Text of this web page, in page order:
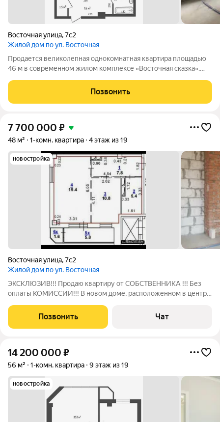
Восточная улица,7с2
Жилой дом по ул. Восточная
Продается великолепная однокомнатная квартира площадью
46 м в современном жилом комплексе «Восточная сказка».
кирпично-монолитного дома, который уже построен и готов к
заселению. Квартира
Позвонить
7 700 000 ₽
48 м² 1-комн. квартира 4 этаж из 19
новостройка
Восточная улица,7с2
Жилой дом по ул. Восточная
ЭКСКЛЮЗИВ!!! Продаю квартиру от СОБСТВЕННИКА !!! Без
оплаты КОМИССИИ!!! В новом доме, расположенном в центре
что позволит Вам сделать ремонт на свое усмотрение.
Расположение позволяет легко
Позвонить Чат
14 200 000 ₽
56 м² 1-комн. квартира 9 этаж из 19
новостройка